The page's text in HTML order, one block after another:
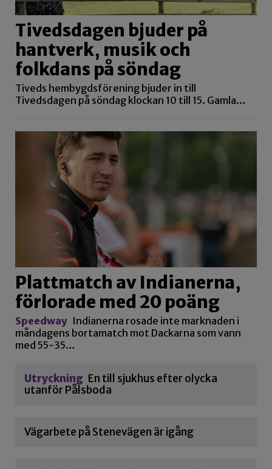
Tivedsdagen bjuder på
hantverk, musik och
folkdans på söndag
Tiveds hembygdsförening bjuder in till
Tivedsdagen på söndag klockan 10 till 15. Gamla…
Plattmatch av Indianerna,
förlorade med 20 poäng
Speedway Indianerna rosade inte marknaden i
måndagens bortamatch mot Dackarna som vann
med 55-35…
Utryckning En till sjukhus efter olycka
utanför Pålsboda
Vägarbete på Stenevägen är igång